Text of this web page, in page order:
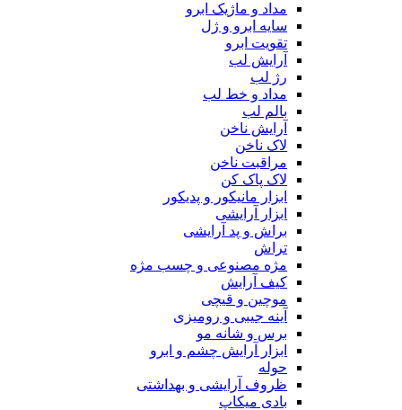
مداد و ماژیک ابرو
سایه ابرو و ژل
تقویت ابرو
آرایش لب
رژ لب
مداد و خط لب
بالم لب
آرایش ناخن
لاک ناخن
مراقبت ناخن
لاک پاک کن
ابزار مانیکور و پدیکور
ابزار آرایشی
براش و پد آرایشی
تراش
مژه مصنوعی و چسب مژه
کیف آرایش
موچین و قیچی
آینه جیبی و رومیزی
برس و شانه مو
ابزار آرایش چشم و ابرو
حوله
ظروف آرایشی و بهداشتی
بادی میکاپ